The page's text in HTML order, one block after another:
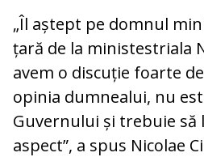
„Îl aștept pe domnul
țară de la ministestriala
avem o discuție foarte
opinia dumnealui, nu
Guvernului și trebuie să
aspect”, a spus Nicolae